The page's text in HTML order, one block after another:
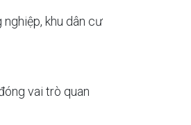
khu dân cư
vai trò quan